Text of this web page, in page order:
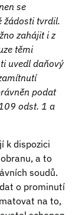
se
žádosti tvrdil.
zahájit i z
těmi
uvedl daňový
podat
odst. 1 a
k dispozici
a to
soudů.
o prominutí
na to,